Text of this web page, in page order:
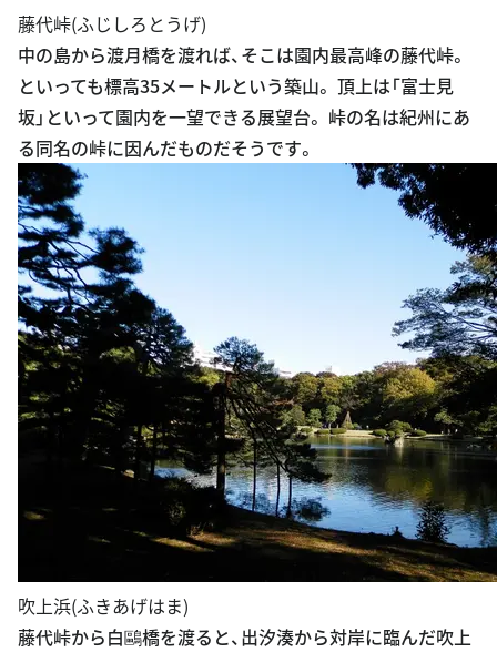
藤代峠(ふじしろとうげ)
中の島から渡月橋を渡れば、そこは園内最高峰の藤代峠。
といっても標高35メートルという築山。 頂上は「富士見
坂」といって園内を一望できる展望台。 峠の名は紀州にあ
る同名の峠に因んだものだそうです。
吹上浜(ふきあげはま)
藤代峠から白鷗橋を渡ると、出汐湊から対岸に臨んだ吹上